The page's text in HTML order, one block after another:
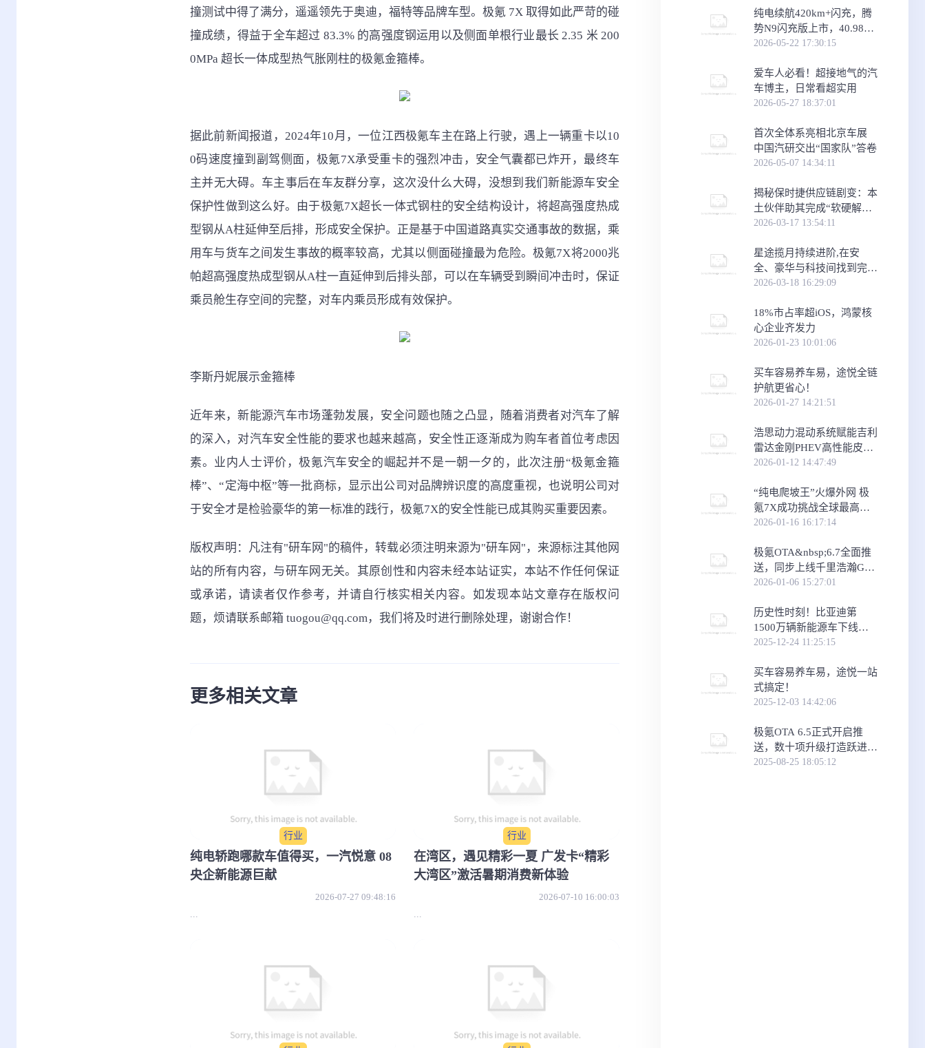
撞测试中得了满分，遥遥领先于奥迪，福特等品牌车型。极氪 7X 取得如此严苛的碰
撞成绩，得益于全车超过 83.3% 的高强度钢运用以及侧面单根行业最长 2.35 米 200
0MPa 超长一体成型热气胀刚柱的极氪金箍棒。
据此前新闻报道，2024年10月，一位江西极氪车主在路上行驶，遇上一辆重卡以10
0码速度撞到副驾侧面，极氪7X承受重卡的强烈冲击，安全气囊都已炸开，最终车
主并无大碍。车主事后在车友群分享，这次没什么大碍，没想到我们新能源车安全
保护性做到这么好。由于极氪7X超长一体式钢柱的安全结构设计，将超高强度热成
型钢从A柱延伸至后排，形成安全保护。正是基于中国道路真实交通事故的数据，乘
用车与货车之间发生事故的概率较高，尤其以侧面碰撞最为危险。极氪7X将2000兆
帕超高强度热成型钢从A柱一直延伸到后排头部，可以在车辆受到瞬间冲击时，保证
乘员舱生存空间的完整，对车内乘员形成有效保护。
李斯丹妮展示金箍棒
近年来，新能源汽车市场蓬勃发展，安全问题也随之凸显，随着消费者对汽车了解
的深入，对汽车安全性能的要求也越来越高，安全性正逐渐成为购车者首位考虑因
素。业内人士评价，极氪汽车安全的崛起并不是一朝一夕的，此次注册“极氪金箍
棒”、“定海中枢”等一批商标，显示出公司对品牌辨识度的高度重视，也说明公司对
于安全才是检验豪华的第一标准的践行，极氪7X的安全性能已成其购买重要因素。
版权声明：凡注有"研车网"的稿件，转载必须注明来源为"研车网"，来源标注其他网
站的所有内容，与研车网无关。其原创性和内容未经本站证实，本站不作任何保证
或承诺，请读者仅作参考，并请自行核实相关内容。如发现本站文章存在版权问
题，烦请联系邮箱 tuogou@qq.com，我们将及时进行删除处理，谢谢合作！
更多相关文章
行业
纯电轿跑哪款车值得买，一汽悦意 08
央企新能源巨献
2026-07-27 09:48:16
...
行业
在湾区，遇见精彩一夏 广发卡“精彩
大湾区”激活暑期消费新体验
2026-07-10 16:00:03
...
纯电续航420km+闪充，腾
势N9闪充版上市，40.98万
元起
2026-05-22 17:30:15
爱车人必看！超接地气的汽
车博主，日常看超实用
2026-05-27 18:37:01
首次全体系亮相北京车展
中国汽研交出“国家队”答卷
2026-05-07 14:34:11
​揭秘保时捷供应链剧变：本
土伙伴助其完成“软硬解耦”
关键跃迁
2026-03-17 13:54:11
星途揽月持续进阶,在安
全、豪华与科技间找到完美
平衡
2026-03-18 16:29:09
18%市占率超iOS，鸿蒙核
心企业齐发力
2026-01-23 10:01:06
买车容易养车易，途悦全链
护航更省心！
2026-01-27 14:21:51
浩思动力混动系统赋能吉利
雷达金刚PHEV高性能皮卡
上市
2026-01-12 14:47:49
“纯电爬坡王”火爆外网 极
氪7X成功挑战全球最高沙
丘
2026-01-16 16:17:14
极氪OTA&nbsp;6.7全面推
送，同步上线千里浩瀚G-
ASD3新版本，智能体验更
2026-01-06 15:27:01
历史性时刻！比亚迪第
1500万辆新能源车下线，
腾势N8L第15000台成里程
2025-12-24 11:25:15
买车容易养车易，途悦一站
式搞定！
2025-12-03 14:42:06
极氪OTA 6.5正式开启推
送，数十项升级打造跃进式
智能体验
2025-08-25 18:05:12